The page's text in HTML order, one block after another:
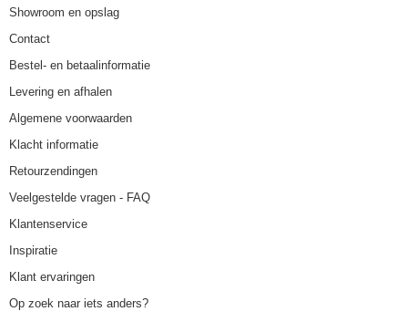
Showroom en opslag
Contact
Bestel- en betaalinformatie
Levering en afhalen
Algemene voorwaarden
Klacht informatie
Retourzendingen
Veelgestelde vragen - FAQ
Klantenservice
Inspiratie
Klant ervaringen
Op zoek naar iets anders?